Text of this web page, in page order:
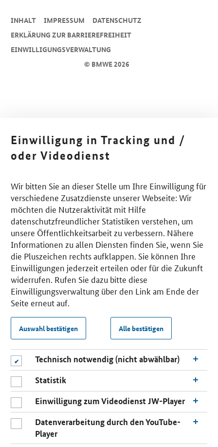
© BMWE 2026
INHALT IMPRESSUM
DA­TEN­SCHUTZ
ERKLÄRUNG ZUR BARRIEREFREIHEIT
EINWILLIGUNGSVERWALTUNG
Einwilligung in Tracking und /
oder Videodienst
Wir bitten Sie an dieser Stelle um Ihre Einwilligung für
verschiedene Zusatzdienste unserer Webseite: Wir
möchten die Nutzeraktivität mit Hilfe
datenschutzfreundlicher Statistiken verstehen, um
unsere Öffentlichkeitsarbeit zu verbessern. Nähere
Informationen zu allen Diensten finden Sie, wenn Sie
die Pluszeichen rechts aufklappen. Sie können Ihre
Einwilligungen jederzeit erteilen oder für die Zukunft
widerrufen. Rufen Sie dazu bitte diese
Einwilligungsverwaltung über den Link am Ende der
Seite erneut auf.
Auswahl bestätigen Alle bestätigen
Technisch notwendig (nicht abwählbar)
Statistik
Einwilligung zum Videodienst JW-Player
Datenverarbeitung durch den YouTube-
Player